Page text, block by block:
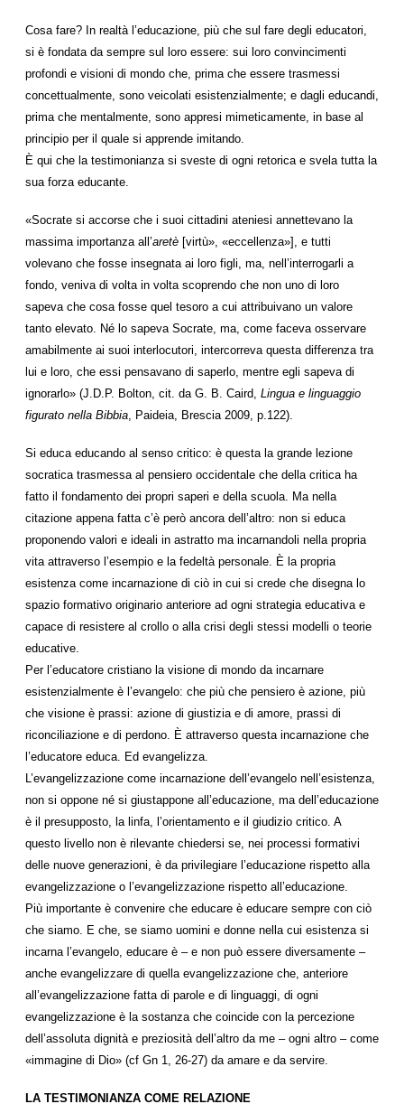
Cosa fare? In realtà l’educazione, più che sul fare degli educatori,
si è fondata da sempre sul loro essere: sui loro convincimenti
profondi e visioni di mondo che, prima che essere trasmessi
concettualmente, sono veicolati esistenzialmente; e dagli educandi,
prima che mentalmente, sono appresi mimeticamente, in base al
principio per il quale si apprende imitando.
È qui che la testimonianza si sveste di ogni retorica e svela tutta la
sua forza educante.
«Socrate si accorse che i suoi cittadini ateniesi annettevano la
massima importanza all’aretè [virtù», «eccellenza»], e tutti
volevano che fosse insegnata ai loro figli, ma, nell’interrogarli a
fondo, veniva di volta in volta scoprendo che non uno di loro
sapeva che cosa fosse quel tesoro a cui attribuivano un valore
tanto elevato. Né lo sapeva Socrate, ma, come faceva osservare
amabilmente ai suoi interlocutori, intercorreva questa differenza tra
lui e loro, che essi pensavano di saperlo, mentre egli sapeva di
ignorarlo» (J.D.P. Bolton, cit. da G. B. Caird, Lingua e linguaggio
figurato nella Bibbia, Paideia, Brescia 2009, p.122).
Si educa educando al senso critico: è questa la grande lezione
socratica trasmessa al pensiero occidentale che della critica ha
fatto il fondamento dei propri saperi e della scuola. Ma nella
citazione appena fatta c’è però ancora dell’altro: non si educa
proponendo valori e ideali in astratto ma incarnandoli nella propria
vita attraverso l’esempio e la fedeltà personale. È la propria
esistenza come incarnazione di ciò in cui si crede che disegna lo
spazio formativo originario anteriore ad ogni strategia educativa e
capace di resistere al crollo o alla crisi degli stessi modelli o teorie
educative.
Per l’educatore cristiano la visione di mondo da incarnare
esistenzialmente è l’evangelo: che più che pensiero è azione, più
che visione è prassi: azione di giustizia e di amore, prassi di
riconciliazione e di perdono. È attraverso questa incarnazione che
l’educatore educa. Ed evangelizza.
L’evangelizzazione come incarnazione dell’evangelo nell’esistenza,
non si oppone né si giustappone all’educazione, ma dell’educazione
è il presupposto, la linfa, l’orientamento e il giudizio critico. A
questo livello non è rilevante chiedersi se, nei processi formativi
delle nuove generazioni, è da privilegiare l’educazione rispetto alla
evangelizzazione o l’evangelizzazione rispetto all’educazione.
Più importante è convenire che educare è educare sempre con ciò
che siamo. E che, se siamo uomini e donne nella cui esistenza si
incarna l’evangelo, educare è – e non può essere diversamente –
anche evangelizzare di quella evangelizzazione che, anteriore
all’evangelizzazione fatta di parole e di linguaggi, di ogni
evangelizzazione è la sostanza che coincide con la percezione
dell’assoluta dignità e preziosità dell’altro da me – ogni altro – come
«immagine di Dio» (cf Gn 1, 26-27) da amare e da servire.
LA TESTIMONIANZA COME RELAZIONE